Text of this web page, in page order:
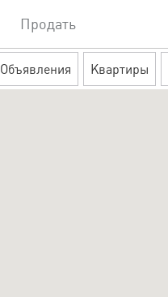
Продать
Объявления Квартиры